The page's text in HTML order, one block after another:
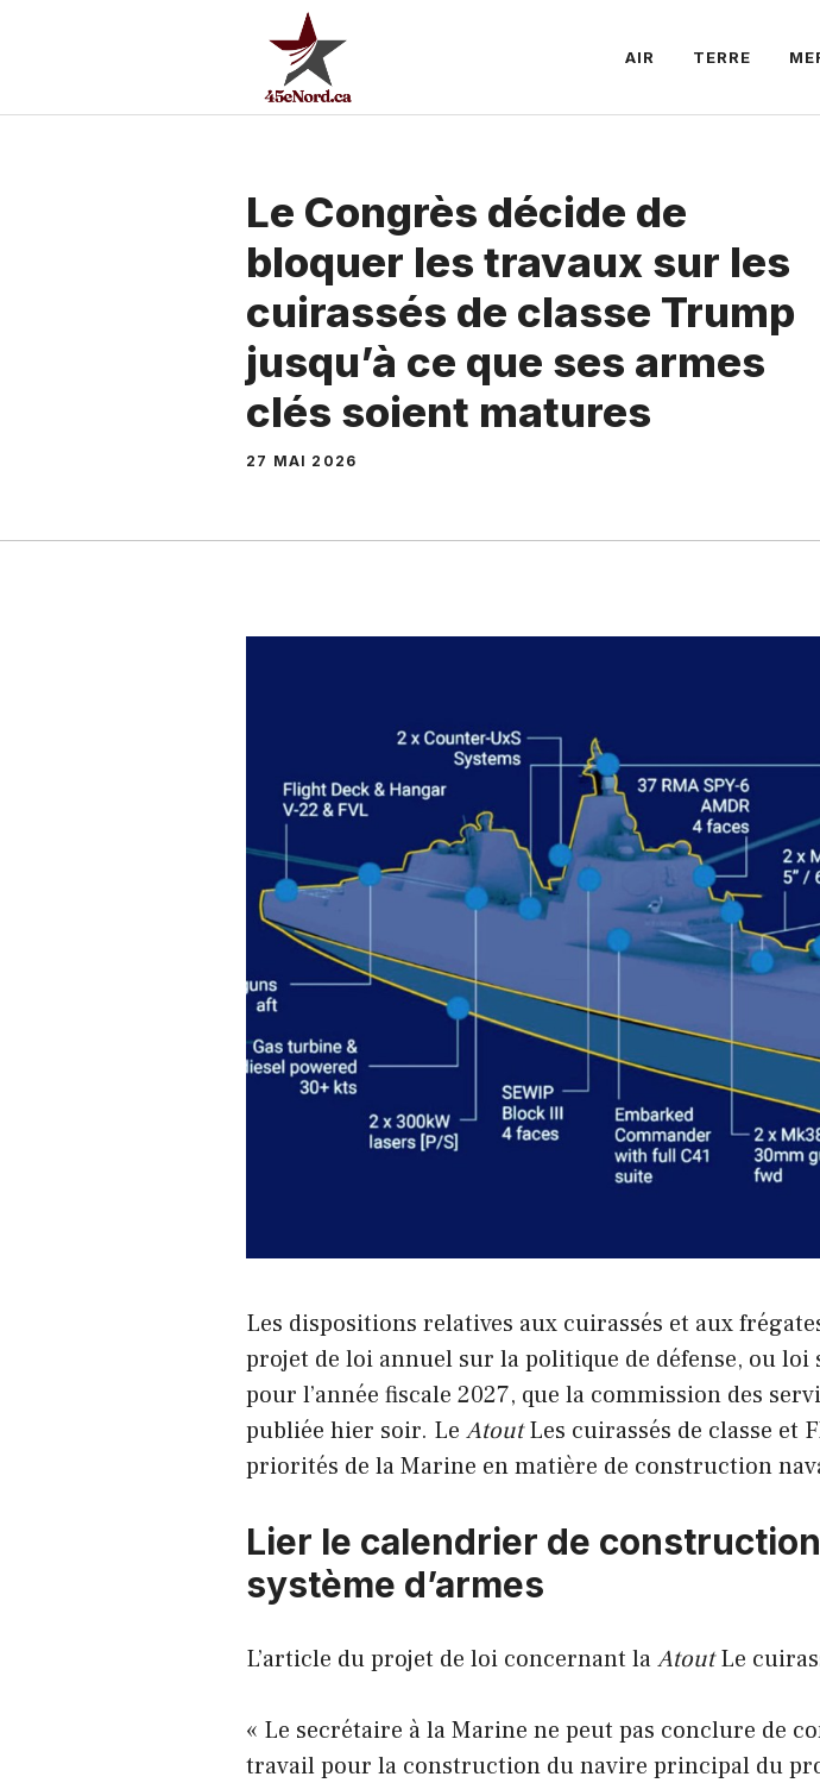
AIR TERRE
Le Congrès décide de
bloquer les travaux sur les
cuirassés de classe Trump
jusqu’à ce que ses armes
clés soient matures
27 MAI 2026
Les dispositions relatives aux cuirassés et aux
projet de loi annuel sur la politique de défense, ou
pour l’année fiscale 2027, que la commission des
publiée hier soir. Le AtoutLes cuirassés de classe et
priorités de la Marine en matière de construction
Lier le calendrier de
système d’armes
L’article du projet de loi concernant laAtoutLe
« Le secrétaire à la Marine ne peut pas conclure de
travail pour la construction du navire principal du